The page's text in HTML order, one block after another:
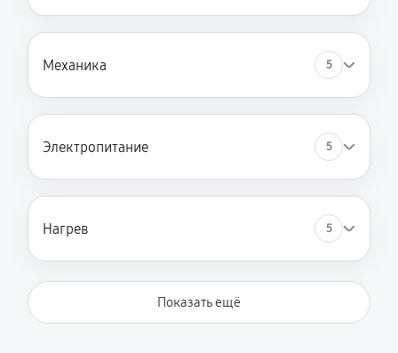
Механика 5
Электропитание 5
Нагрев 5
Показать ещё